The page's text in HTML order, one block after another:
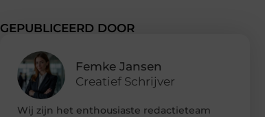
GEPUBLICEERD DOOR
Femke Jansen
Creatief Schrijver
Wij zijn het enthousiaste redactieteam